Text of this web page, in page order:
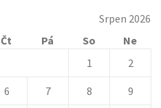
Srpen 2026
Čt Pá So
Ne
1
2
6 7 8 9